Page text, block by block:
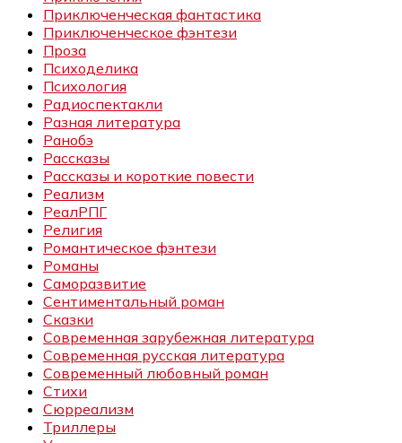
Приключенческая фантастика
Приключенческое фэнтези
Проза
Психоделика
Психология
Радиоспектакли
Разная литература
Ранобэ
Рассказы
Рассказы и короткие повести
Реализм
РеалРПГ
Религия
Романтическое фэнтези
Романы
Саморазвитие
Сентиментальный роман
Сказки
Современная зарубежная литература
Современная русская литература
Современный любовный роман
Стихи
Сюрреализм
Триллеры